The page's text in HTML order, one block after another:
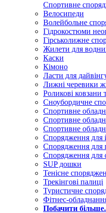
Спортивне
Велосипеди
Волейбольне
Гідрокостюми
Гірськолижне
Жилети для
Каски
Кімоно
Ласти для
Лижні черевики
Роликові ковзани
Сноубордичне
Спортивне
Спортивне
Спортивне
Спорядження для
Спорядження для
Спорядження для
SUP дошки
Тенісне
Трекінгові палиці
Туристичне
Фітнес-
Побачити